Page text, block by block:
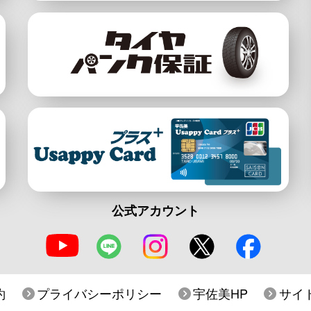
公式アカウント
プライバシーポリシー 宇佐美HP サイ